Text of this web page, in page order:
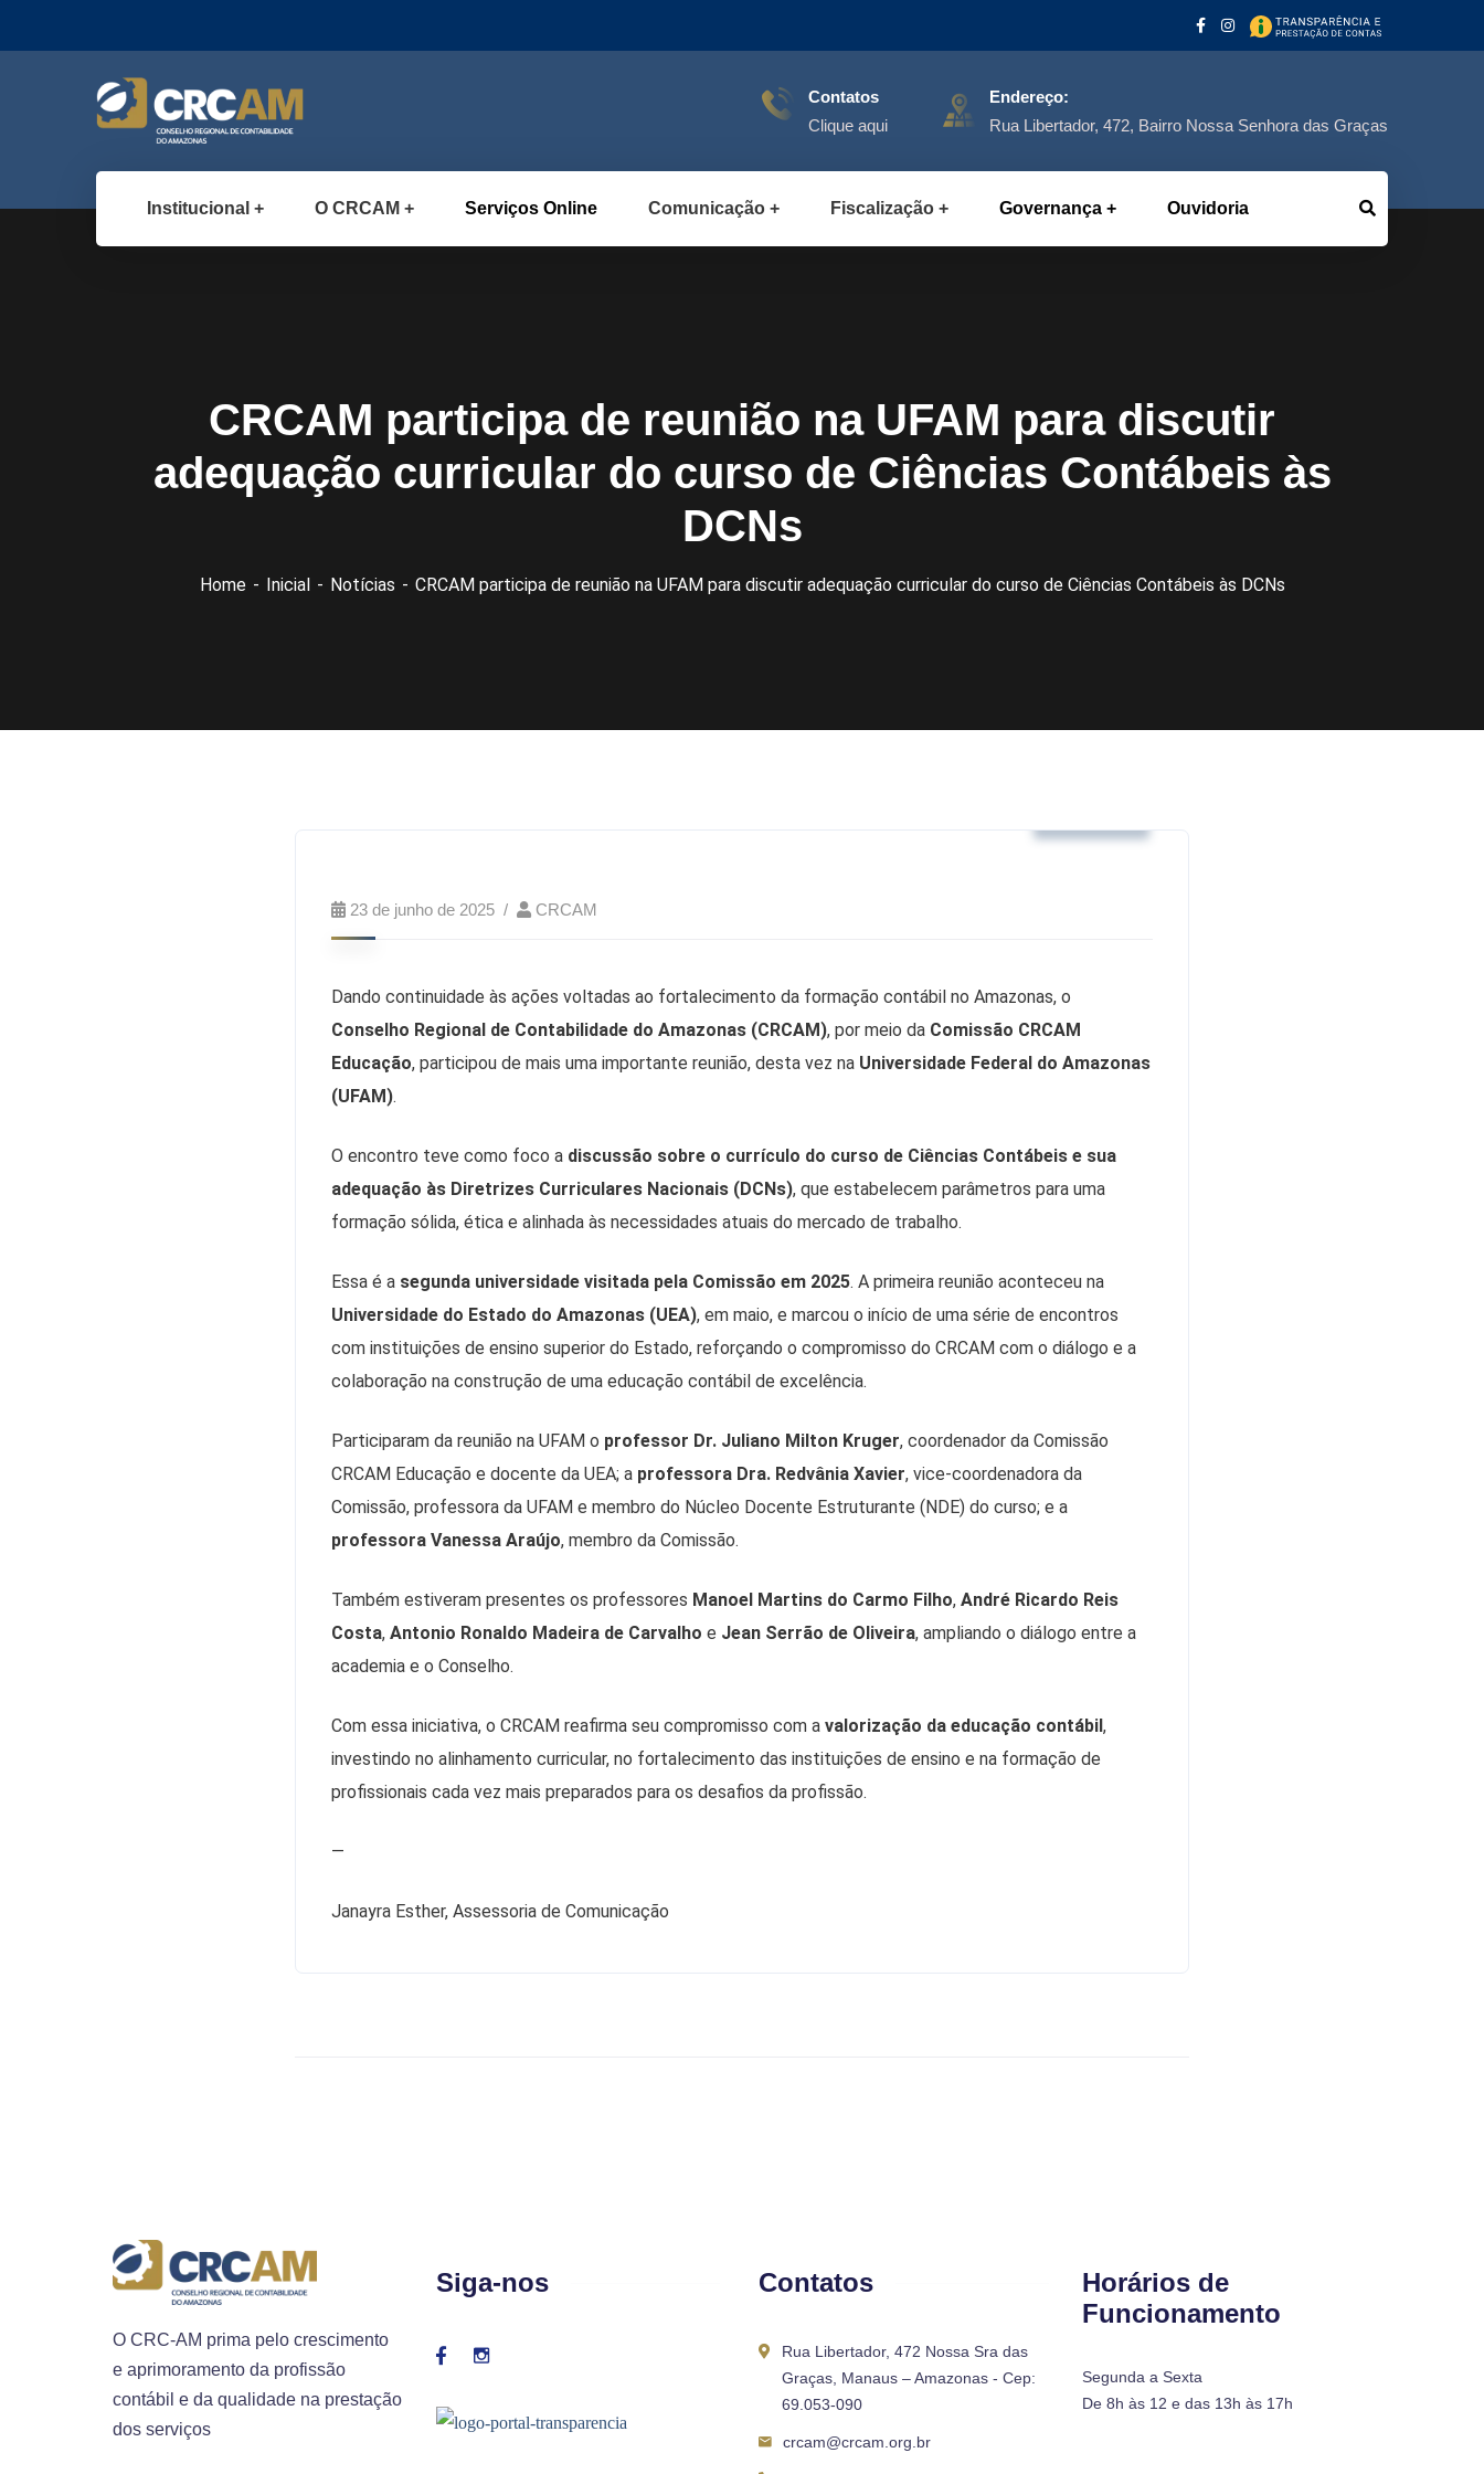
Contatos
Clique aqui
Endereço:
Rua Libertador, 472, Bairro Nossa Senhora das Graças
Institucional O CRCAM Serviços Online Comunicação Fiscalização Governança Ouvidoria
CRCAM participa de reunião na UFAM para discutir
adequação curricular do curso de Ciências Contábeis às
DCNs
Home Inicial Notícias CRCAM participa de reunião na UFAM para discutir adequação curricular do curso de Ciências Contábeis às DCNs
23 de junho de 2025 CRCAM
Dando continuidade às ações voltadas ao fortalecimento da formação contábil no Amazonas, o
Conselho Regional de Contabilidade do Amazonas (CRCAM), por meio da Comissão CRCAM
Educação, participou de mais uma importante reunião, desta vez na Universidade Federal do Amazonas
(UFAM).
O encontro teve como foco a discussão sobre o currículo do curso de Ciências Contábeis e sua
adequação às Diretrizes Curriculares Nacionais (DCNs), que estabelecem parâmetros para uma
formação sólida, ética e alinhada às necessidades atuais do mercado de trabalho.
Essa é a segunda universidade visitada pela Comissão em 2025. A primeira reunião aconteceu na
Universidade do Estado do Amazonas (UEA), em maio, e marcou o início de uma série de encontros
com instituições de ensino superior do Estado, reforçando o compromisso do CRCAM com o diálogo e a
colaboração na construção de uma educação contábil de excelência.
Participaram da reunião na UFAM o professor Dr. Juliano Milton Kruger, coordenador da Comissão
CRCAM Educação e docente da UEA; a professora Dra. Redvânia Xavier, vice-coordenadora da
Comissão, professora da UFAM e membro do Núcleo Docente Estruturante (NDE) do curso; e a
professora Vanessa Araújo, membro da Comissão.
Também estiveram presentes os professores Manoel Martins do Carmo Filho, André Ricardo Reis
Costa, Antonio Ronaldo Madeira de Carvalho e Jean Serrão de Oliveira, ampliando o diálogo entre a
academia e o Conselho.
Com essa iniciativa, o CRCAM reafirma seu compromisso com a valorização da educação contábil,
investindo no alinhamento curricular, no fortalecimento das instituições de ensino e na formação de
profissionais cada vez mais preparados para os desafios da profissão.
—
Janayra Esther, Assessoria de Comunicação
O CRC-AM prima pelo crescimento
e aprimoramento da profissão
contábil e da qualidade na prestação
dos serviços
Siga-nos Contatos
Rua Libertador, 472 Nossa Sra das
Graças, Manaus – Amazonas - Cep:
69.053-090
crcam@crcam.org.br
Horários de
Funcionamento
Segunda a Sexta
De 8h às 12 e das 13h às 17h